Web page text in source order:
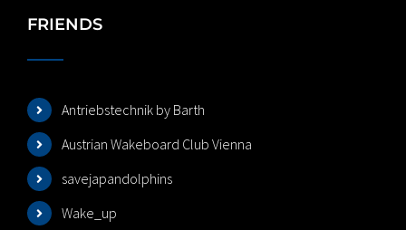
FRIENDS
Antriebstechnik by Barth
Austrian Wakeboard Club Vienna
savejapandolphins
Wake_up